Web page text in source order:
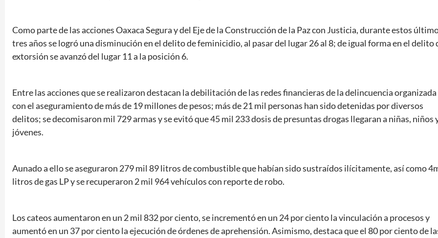
Como parte de las acciones Oaxaca Segura y del Eje de la Construcción de la Paz con Justicia, durante estos
tres años se logró una disminución en el delito de feminicidio, al pasar del lugar 26 al 8; de igual forma en el delito
extorsión se avanzó del lugar 11 a la posición 6.
Entre las acciones que se realizaron destacan la debilitación de las redes financieras de la delincuencia organizada
con el aseguramiento de más de 19 millones de pesos; más de 21 mil personas han sido detenidas por diversos
delitos; se decomisaron mil 729 armas y se evitó que 45 mil 233 dosis de presuntas drogas llegaran a niñas, niños
jóvenes.
Aunado a ello se aseguraron 279 mil 89 litros de combustible que habían sido sustraídos ilícitamente, así como
litros de gas LP y se recuperaron 2 mil 964 vehículos con reporte de robo.
Los cateos aumentaron en un 2 mil 832 por ciento, se incrementó en un 24 por ciento la vinculación a procesos y
aumentó en un 37 por ciento la ejecución de órdenes de aprehensión. Asimismo, destaca que el 80 por ciento de